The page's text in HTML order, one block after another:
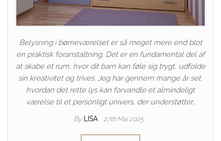
Belysning i børneværelset er så meget mere end blot
en praktisk foranstaltning. Det er en fundamental del af
at skabe et rum, hvor dit barn kan føle sig trygt, udfolde
sin kreativitet og trives. Jeg har gennem mange år set,
hvordan det rette lys kan forvandle et almindeligt
værelse til et personligt univers, der understøtter…
By LISA 27th Mai 2025